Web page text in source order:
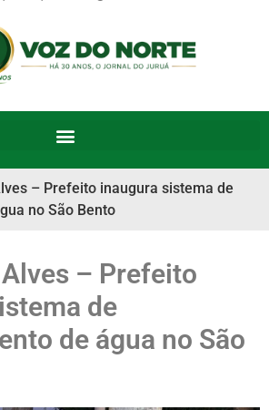
– Prefeito inaugura sistema de
no São Bento
– Prefeito
de
de água no São